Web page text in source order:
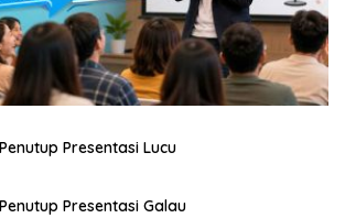
Presentasi Lucu
Presentasi Galau